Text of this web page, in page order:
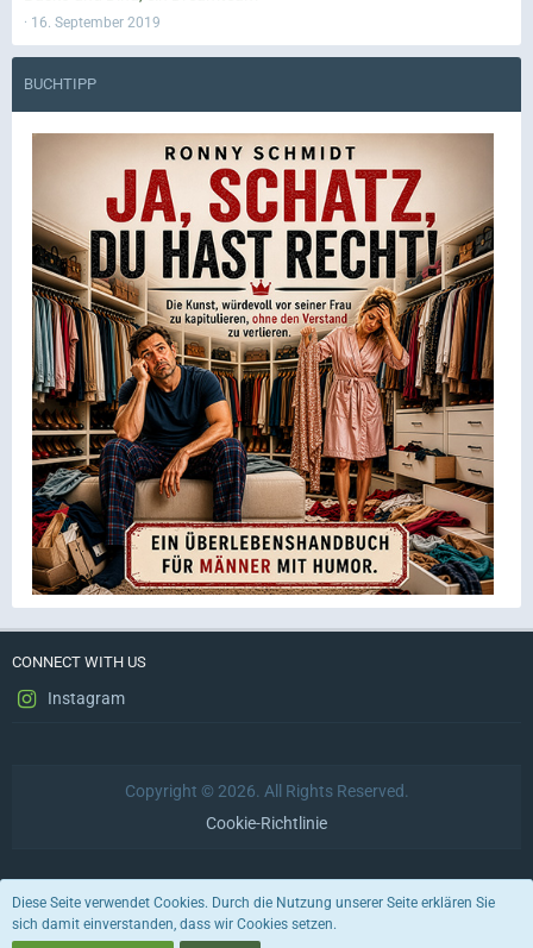
16. September 2019
BUCHTIPP
CONNECT WITH US
Instagram
Copyright © 2026. All Rights Reserved.
Cookie-Richtlinie
Datenschutzerklärung Impressum Nutzungsbedingungen
Diese Seite verwendet Cookies. Durch die Nutzung unserer Seite erklären Sie
sich damit einverstanden, dass wir Cookies setzen.